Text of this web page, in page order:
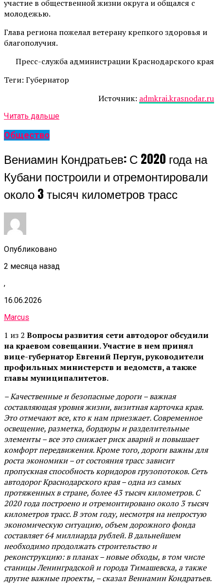
участие в общественной жизни округа и общался с
молодежью.
Глава региона пожелал ветерану крепкого здоровья и
благополучия.
Пресс-служба администрации Краснодарского края
Теги: Губернатор
Источник: admkrai.krasnodar.ru
Читать дальше
Общество
Вениамин Кондратьев: С 2020 года на
Кубани построили и отремонтировали
около 3 тысяч километров трасс
Опубликовано
2 месяца назад
,
16.06.2026
Marcus
1 из 2 Вопросы развития сети автодорог обсудили
на краевом совещании. Участие в нем принял
вице-губернатор Евгений Пергун, руководители
профильных министерств и ведомств, а также
главы муниципалитетов.
– Качественные и безопасные дороги – важная
составляющая уровня жизни, визитная карточка края.
Это отмечают все, кто к нам приезжает. Современное
освещение, разметка, бордюры и разделительные
элементы – все это снижает риск аварий и повышает
комфорт передвижения. Кроме того, дороги важны для
роста экономики – от состояния трасс зависит
пропускная способность коридоров грузопотоков. Сеть
автодорог Краснодарского края – одна из самых
протяженных в стране, более 43 тысяч километров. С
2020 года построено и отремонтировано около 3 тысяч
километров трасс. В этом году, несмотря на непростую
экономическую ситуацию, объем дорожного фонда
составляет 64 миллиарда рублей. В дальнейшем
необходимо продолжать строительство и
реконструкцию: в планах – новые обходы, в том числе
станицы Ленинградской и города Тимашевска, а также
другие важные проекты, – сказал Вениамин Кондратьев.